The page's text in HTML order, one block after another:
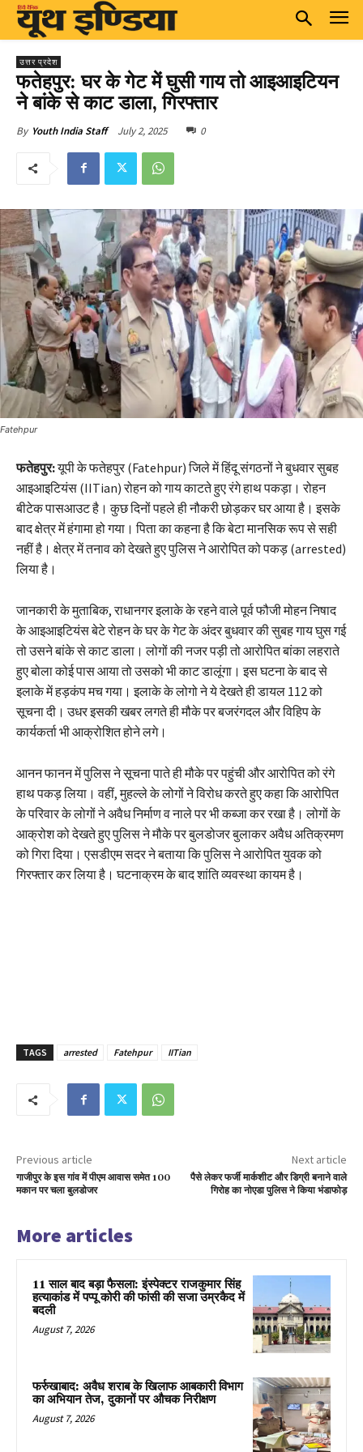
उत्तर प्रदेश
फतेहपुर: घर के गेट में घुसी गाय तो आइआइटियन
ने बांके से काट डाला, गिरफ्तार
By Youth India Staff July 2, 2025 0
Fatehpur
फतेहपुर:यूपी के फतेहपुर (Fatehpur) जिले में हिंदू संगठनों ने बुधवार सुबह
आइआइटियंस (IITian) रोहन को गाय काटते हुए रंगे हाथ पकड़ा। रोहन
बीटेक पासआउट है। कुछ दिनों पहले ही नौकरी छोड़कर घर आया है। इसके
बाद क्षेत्र में हंगामा हो गया। पिता का कहना है कि बेटा मानसिक रूप से सही
नहीं है। क्षेत्र में तनाव को देखते हुए पुलिस ने आरोपित को पकड़ (arrested)
लिया है।
जानकारी के मुताबिक, राधानगर इलाके के रहने वाले पूर्व फौजी मोहन निषाद
के आइआइटियंस बेटे रोहन के घर के गेट के अंदर बुधवार की सुबह गाय घुस गई
तो उसने बांके से काट डाला। लोगों की नजर पड़ी तो आरोपित बांका लहराते
हुए बोला कोई पास आया तो उसको भी काट डालूंगा। इस घटना के बाद से
इलाके में हड़कंप मच गया। इलाके के लोगो ने ये देखते ही डायल 112 को
सूचना दी। उधर इसकी खबर लगते ही मौके पर बजरंगदल और विहिप के
कार्यकर्ता भी आक्रोशित होने लगे।
आनन फानन में पुलिस ने सूचना पाते ही मौके पर पहुंची और आरोपित को रंगे
हाथ पकड़ लिया। वहीं, मुहल्ले के लोगों ने विरोध करते हुए कहा कि आरोपित
के परिवार के लोगों ने अवैध निर्माण व नाले पर भी कब्जा कर रखा है। लोगों के
आक्रोश को देखते हुए पुलिस ने मौके पर बुलडोजर बुलाकर अवैध अतिक्रमण
को गिरा दिया। एसडीएम सदर ने बताया कि पुलिस ने आरोपित युवक को
गिरफ्तार कर लिया है। घटनाक्रम के बाद शांति व्यवस्था कायम है।
TAGS arrested Fatehpur IITian
Previous article
गाजीपुर के इस गांव में पीएम आवास समेत 100
मकान पर चला बुलडोजर
Next article
पैसे लेकर फर्जी मार्कशीट और डिग्री बनाने वाले
गिरोह का नोएडा पुलिस ने किया भंडाफोड़
More articles
11 साल बाद बड़ा फैसला: इंस्पेक्टर राजकुमार सिंह
हत्याकांड में पप्पू कोरी की फांसी की सजा उम्रकैद में
बदली
August 7, 2026
फर्रुखाबाद: अवैध शराब के खिलाफ आबकारी विभाग
का अभियान तेज, दुकानों पर औचक निरीक्षण
August 7, 2026